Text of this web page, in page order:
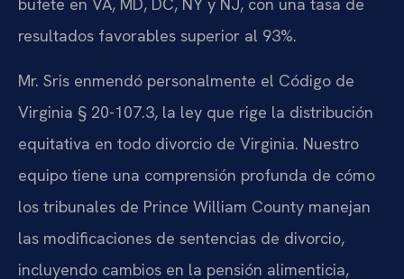
bufete en VA, MD, DC, NY y NJ, con una tasa de
resultados favorables superior al 93%.
Mr. Sris enmendó personalmente el Código de
Virginia § 20-107.3, la ley que rige la distribución
equitativa en todo divorcio de Virginia. Nuestro
equipo tiene una comprensión profunda de cómo
los tribunales de Prince William County manejan
las modificaciones de sentencias de divorcio,
incluyendo cambios en la pensión alimenticia,